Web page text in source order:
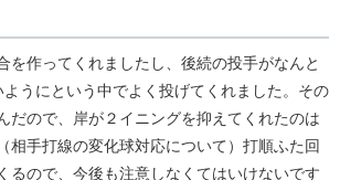
を作ってくれましたし、後続の投手がなんと
うにという中でよく投げてくれました。その
だので、岸が２イニングを抑えてくれたのは
相手打線の変化球対応について）打順ふた回
るので、今後も注意しなくてはいけないです